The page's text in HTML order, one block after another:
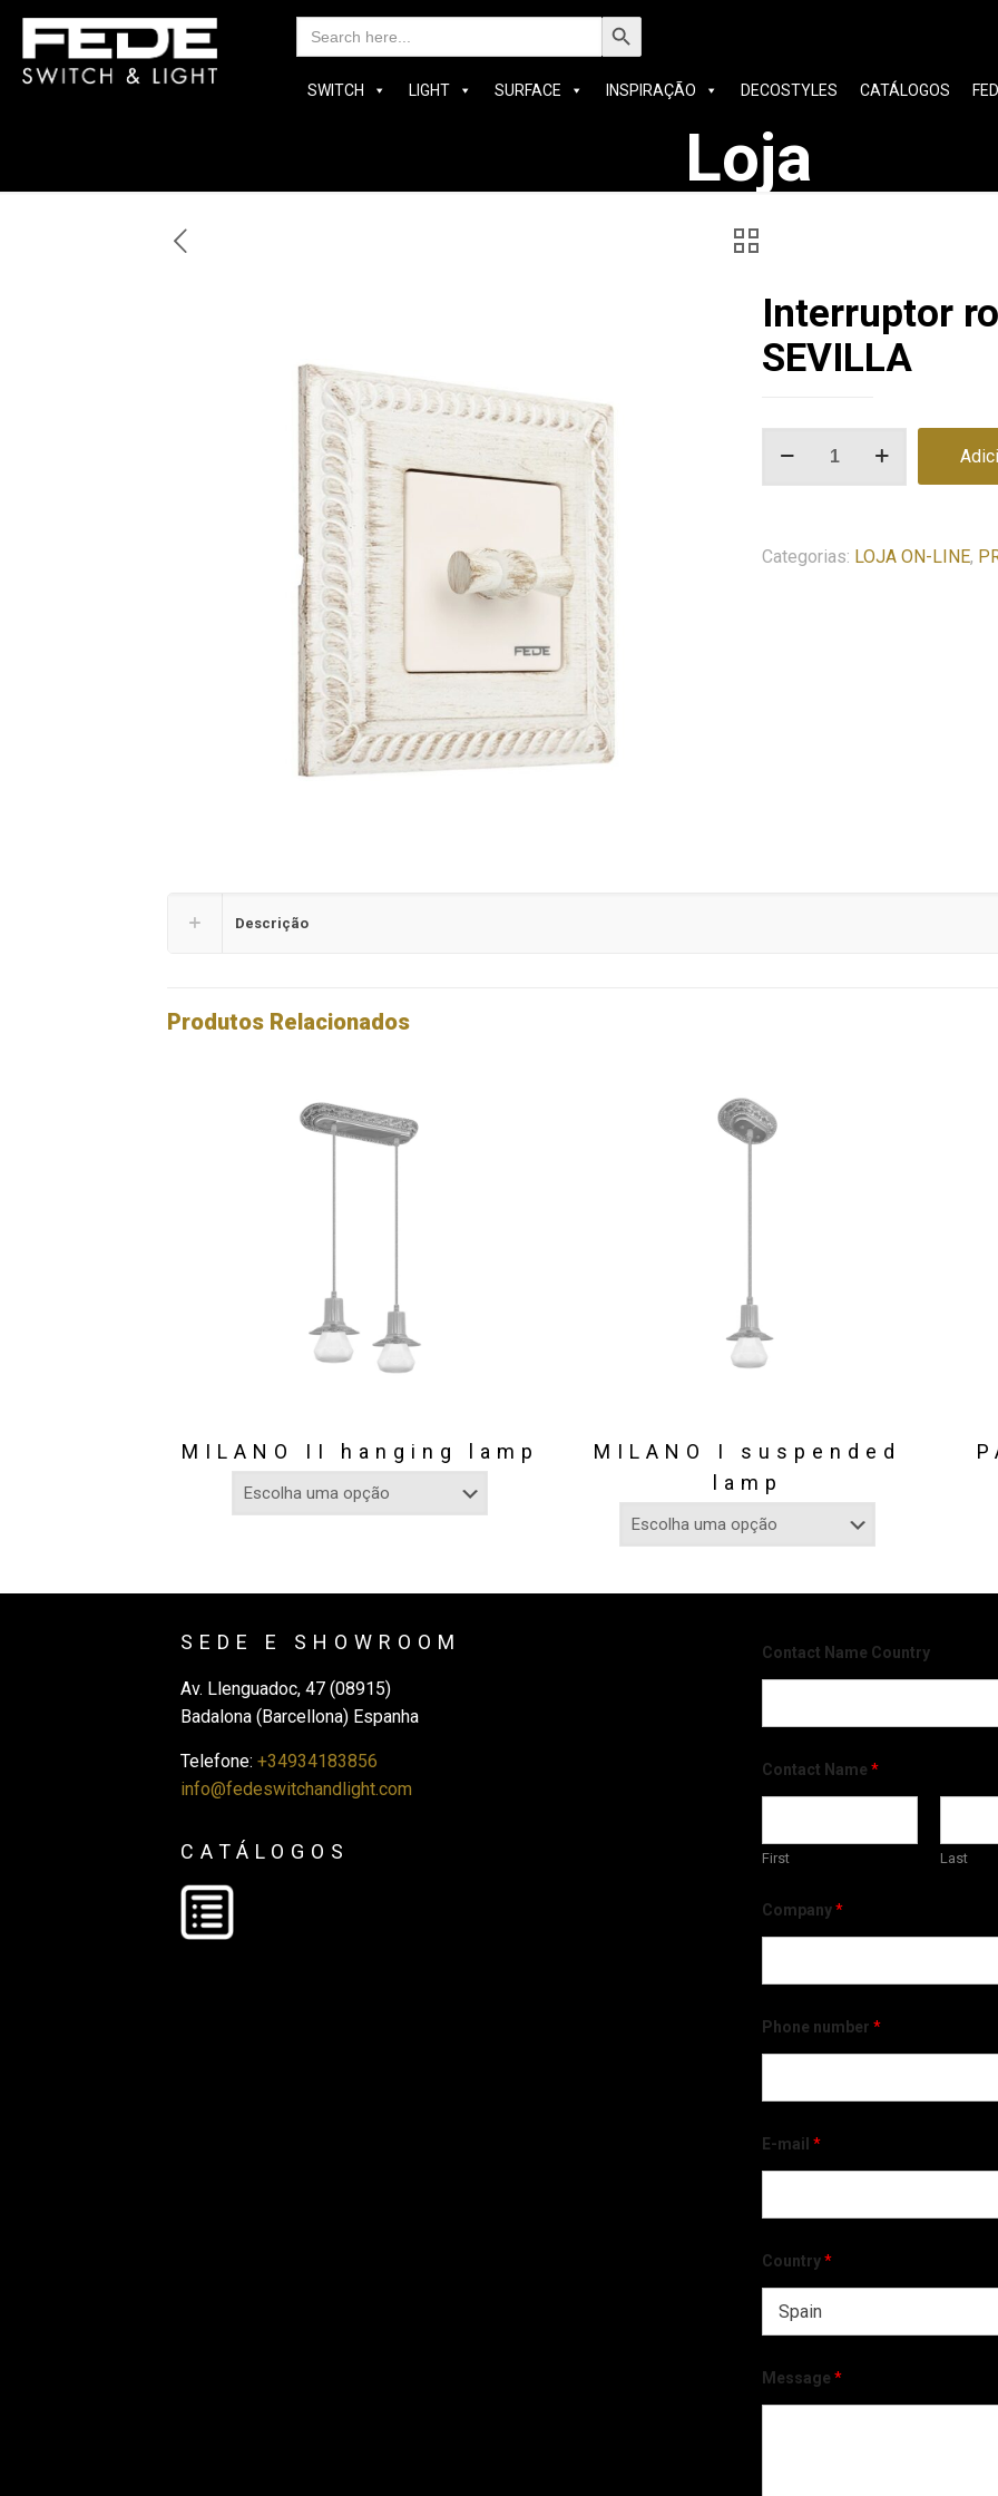
Search
Search Button
SWITCH LIGHT SURFACE INSPIRAÇÃO DECOSTYLES CATÁLOGOS
Loja
Interruptor
SEVILLA
PROVENCE
Categorias: LOJA ON-LINE,
Descrição
Produtos Relacionados
MILANO II hanging lamp
MILANO I suspended
lamp
SEDE E SHOWROOM
Av. Llenguadoc, 47 (08915)
Badalona (Barcellona) Espanha
Telefone: +34934183856
info@fedeswitchandlight.com
CATÁLOGOS
Contact Name Country
Contact Name *
First Last
Company*
Phone number *
E-mail *
Country*
Message *